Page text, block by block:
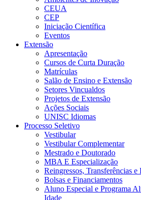
CEUA
CEP
Iniciação Científica
Eventos
Extensão
Apresentação
Cursos de Curta Duração
Matrículas
Salão de Ensino e Extensão
Setores Vincualdos
Projetos de Extensão
Ações Sociais
UNISC Idiomas
Processo Seletivo
Vestibular
Vestibular Complementar
Mestrado e Doutorado
MBA E Especialização
Reingressos, Transferências
Bolsas e Financiamentos
Aluno Especial e Programa
Idade